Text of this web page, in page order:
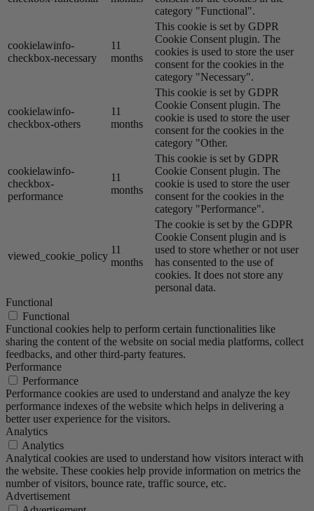
category "Functional".
cookielawinfo-
checkbox-necessary
11
months
This cookie is set by GDPR
Cookie Consent plugin. The
cookies is used to store the user
consent for the cookies in the
category "Necessary".
cookielawinfo-
checkbox-others
11
months
This cookie is set by GDPR
Cookie Consent plugin. The
cookie is used to store the user
consent for the cookies in the
category "Other.
cookielawinfo-
checkbox-
performance
11
months
This cookie is set by GDPR
Cookie Consent plugin. The
cookie is used to store the user
consent for the cookies in the
category "Performance".
viewed_cookie_policy
11
months
The cookie is set by the GDPR
Cookie Consent plugin and is
used to store whether or not user
has consented to the use of
cookies. It does not store any
personal data.
Functional
Functional
Functional cookies help to perform certain functionalities like
sharing the content of the website on social media platforms, collect
feedbacks, and other third-party features.
Performance
Performance
Performance cookies are used to understand and analyze the key
performance indexes of the website which helps in delivering a
better user experience for the visitors.
Analytics
Analytics
Analytical cookies are used to understand how visitors interact with
the website. These cookies help provide information on metrics the
number of visitors, bounce rate, traffic source, etc.
Advertisement